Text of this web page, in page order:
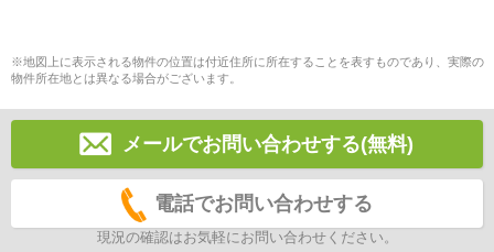
※地図上に表示される物件の位置は付近住所に所在することを表すものであり、実際の
物件所在地とは異なる場合がございます。
メールでお問い合わせする(無料)
電話でお問い合わせする
現況の確認はお気軽にお問い合わせください。